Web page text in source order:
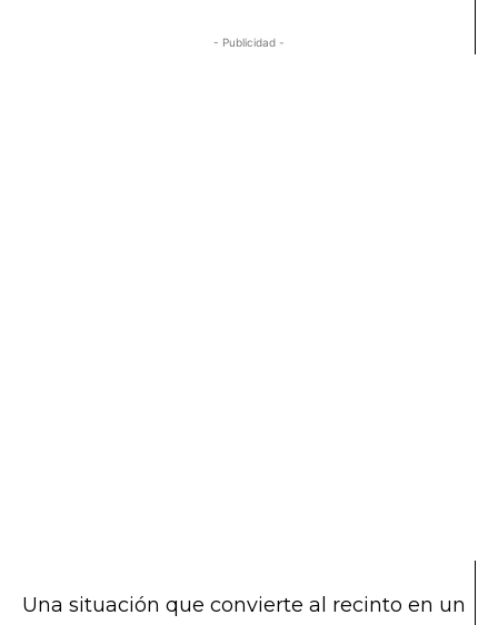
- Publicidad -
Una situación que convierte al recinto en un